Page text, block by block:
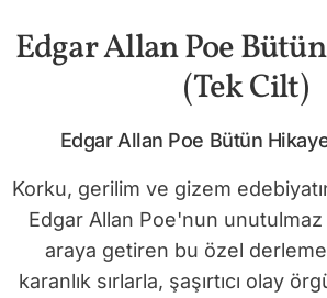
Edgar Allan Poe
(Tek Cilt)
Edgar Allan Poe Bütün
Korku, gerilim ve gizem
Edgar Allan Poe'nun
araya getiren bu özel
karanlık sırlarla, şaşırtıcı olay